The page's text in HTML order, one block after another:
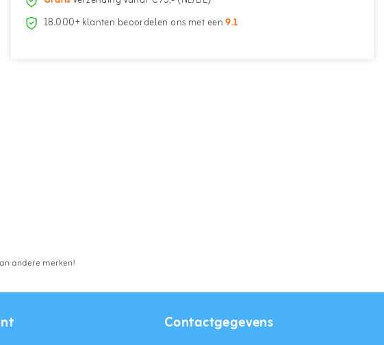
18.000+ klanten beoordelen ons met een9.1
andere merken!
Contactgegevens